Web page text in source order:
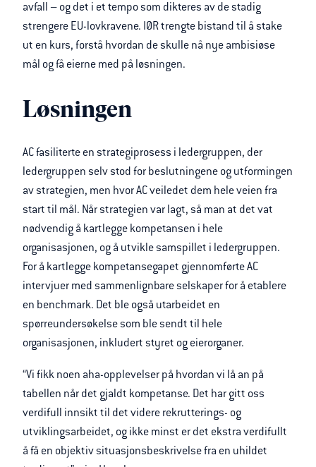
avfall – og det i et tempo som dikteres av de stadig
strengere EU-lovkravene. IØR trengte bistand til å stake
ut en kurs, forstå hvordan de skulle nå nye ambisiøse
mål og få eierne med på løsningen.
Løsningen
AC fasiliterte en strategiprosess i ledergruppen, der
ledergruppen selv stod for beslutningene og utformingen
av strategien, men hvor AC veiledet dem hele veien fra
start til mål. Når strategien var lagt, så man at det vat
nødvendig å kartlegge kompetansen i hele
organisasjonen, og å utvikle samspillet i ledergruppen.
For å kartlegge kompetansegapet gjennomførte AC
intervjuer med sammenlignbare selskaper for å etablere
en benchmark. Det ble også utarbeidet en
spørreundersøkelse som ble sendt til hele
organisasjonen, inkludert styret og eierorganer.
“Vi fikk noen aha-opplevelser på hvordan vi lå an på
tabellen når det gjaldt kompetanse. Det har gitt oss
verdifull innsikt til det videre rekrutterings- og
utviklingsarbeidet, og ikke minst er det ekstra verdifullt
å få en objektiv situasjonsbeskrivelse fra en uhildet